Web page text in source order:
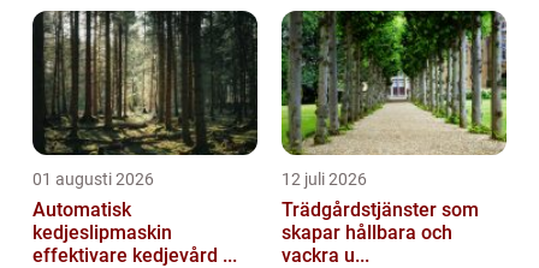
de också vara väldigt beh...
01 augusti 2026
Automatisk
kedjeslipmaskin
effektivare kedjevård ...
12 juli 2026
Trädgårdstjänster som
skapar hållbara och
vackra u...